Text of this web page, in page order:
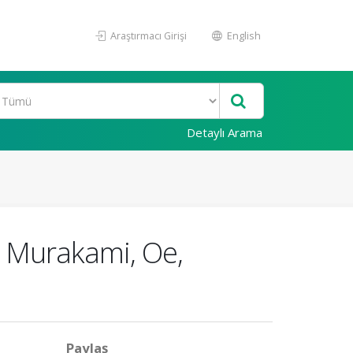
Araştırmacı Girişi English
Detaylı Arama
Oe,
Paylaş